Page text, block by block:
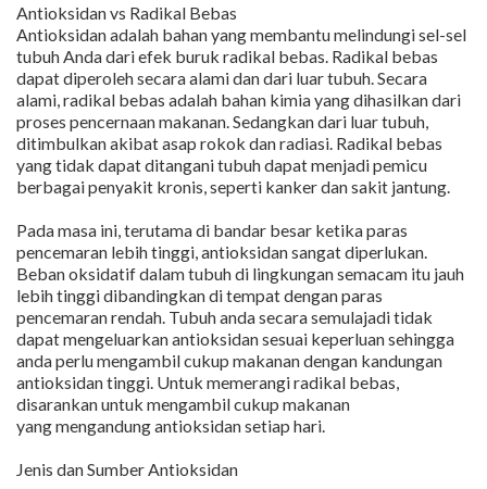
Antioksidan vs Radikal Bebas
Antioksidan adalah bahan yang membantu melindungi sel-sel
tubuh Anda dari efek buruk radikal bebas. Radikal bebas
dapat diperoleh secara alami dan dari luar tubuh. Secara
alami, radikal bebas adalah bahan kimia yang dihasilkan dari
proses pencernaan makanan. Sedangkan dari luar tubuh,
ditimbulkan akibat asap rokok dan radiasi. Radikal bebas
yang tidak dapat ditangani tubuh dapat menjadi pemicu
berbagai penyakit kronis, seperti kanker dan sakit jantung.
Pada masa ini, terutama di bandar besar ketika paras
pencemaran lebih tinggi, antioksidan sangat diperlukan.
Beban oksidatif dalam tubuh di lingkungan semacam itu jauh
lebih tinggi dibandingkan di tempat dengan paras
pencemaran rendah. Tubuh anda secara semulajadi tidak
dapat mengeluarkan antioksidan sesuai keperluan sehingga
anda perlu mengambil cukup makanan dengan kandungan
antioksidan tinggi. Untuk memerangi radikal bebas,
disarankan untuk mengambil cukup makanan
yang mengandung antioksidan setiap hari.
Jenis dan Sumber Antioksidan